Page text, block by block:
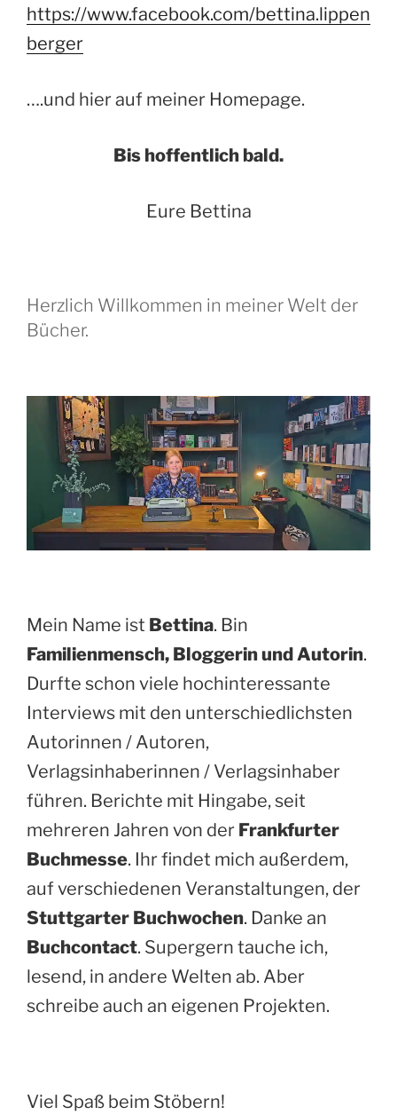
https://www.facebook.com/bettina.lippen
berger
….und hier auf meiner Homepage.
Bis hoffentlich bald.
Eure Bettina
Herzlich Willkommen in meiner Welt der
Bücher.
Mein Name ist Bettina. Bin
Familienmensch, Bloggerin und Autorin.
Durfte schon viele hochinteressante
Interviews mit den unterschiedlichsten
Autorinnen / Autoren,
Verlagsinhaberinnen / Verlagsinhaber
führen. Berichte mit Hingabe, seit
mehreren Jahren von der Frankfurter
Buchmesse. Ihr findet mich außerdem,
auf verschiedenen Veranstaltungen, der
Stuttgarter Buchwochen. Danke an
Buchcontact. Supergern tauche ich,
lesend, in andere Welten ab. Aber
schreibe auch an eigenen Projekten.
Viel Spaß beim Stöbern!